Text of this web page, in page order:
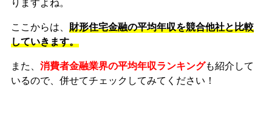
りますよね。
ここからは、 財形住宅金融の平均年収を競合他社と比較
していきます。
また、 消費者金融業界の平均年収ランキングも紹介して
いるので、併せてチェックしてみてください！